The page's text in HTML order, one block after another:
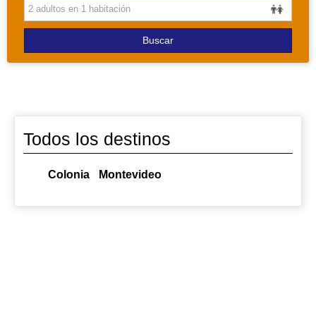
PAQUETES
Buscar
Todos los destinos
Colonia Montevideo